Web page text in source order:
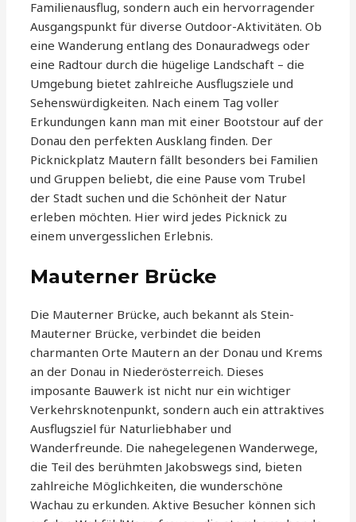
Familienausflug, sondern auch ein hervorragender
Ausgangspunkt für diverse Outdoor-Aktivitäten. Ob
eine Wanderung entlang des Donauradwegs oder
eine Radtour durch die hügelige Landschaft – die
Umgebung bietet zahlreiche Ausflugsziele und
Sehenswürdigkeiten. Nach einem Tag voller
Erkundungen kann man mit einer Bootstour auf der
Donau den perfekten Ausklang finden. Der
Picknickplatz Mautern fällt besonders bei Familien
und Gruppen beliebt, die eine Pause vom Trubel
der Stadt suchen und die Schönheit der Natur
erleben möchten. Hier wird jedes Picknick zu
einem unvergesslichen Erlebnis.
Mauterner Brücke
Die Mauterner Brücke, auch bekannt als Stein-
Mauterner Brücke, verbindet die beiden
charmanten Orte Mautern an der Donau und Krems
an der Donau in Niederösterreich. Dieses
imposante Bauwerk ist nicht nur ein wichtiger
Verkehrsknotenpunkt, sondern auch ein attraktives
Ausflugsziel für Naturliebhaber und
Wanderfreunde. Die nahegelegenen Wanderwege,
die Teil des berühmten Jakobswegs sind, bieten
zahlreiche Möglichkeiten, die wunderschöne
Wachau zu erkunden. Aktive Besucher können sich